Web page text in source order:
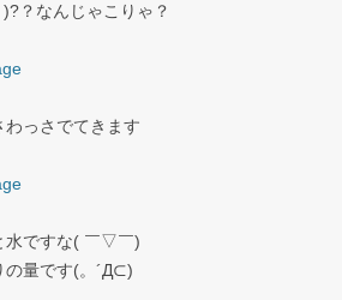
？なんじゃこりゃ？
わっさでてきます
水ですな( ￣▽￣)
の量です(。´Д⊂)